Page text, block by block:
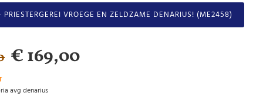
VROEGE EN ZELDZAME DENARIUS! (ME2458)
avg denarius
€ 169,00